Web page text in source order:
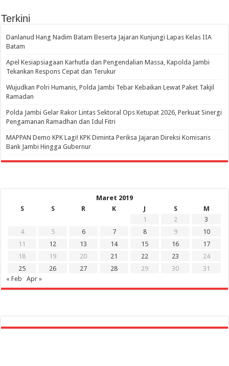
Terkini
Danlanud Hang Nadim Batam Beserta Jajaran Kunjungi Lapas Kelas IIA
Batam
Apel Kesiapsiagaan Karhutla dan Pengendalian Massa, Kapolda Jambi
Tekankan Respons Cepat dan Terukur
Wujudkan Polri Humanis, Polda Jambi Tebar Kebaikan Lewat Paket Takjil
Ramadan
Polda Jambi Gelar Rakor Lintas Sektoral Ops Ketupat 2026, Perkuat Sinergi
Pengamanan Ramadhan dan Idul Fitri
‎MAPPAN Demo KPK Lagi! KPK Diminta Periksa Jajaran Direksi Komisaris
Bank Jambi Hingga Gubernur ‎
Maret 2019
S
S R K J S
M
1
2
3
4
5 6 7 8 9
10
11
12 13 14 15 16
17
18
19 20 21 22 23
24
25
26 27 28 29 30
31
« Feb
Apr »